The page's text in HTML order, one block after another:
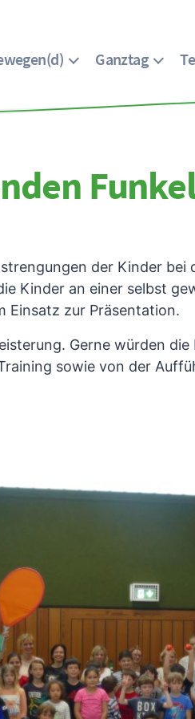
Ganztag
der Kinder
Kinder an einer selbst
Einsatz zur Präsentation.
Gerne würden
sowie von der